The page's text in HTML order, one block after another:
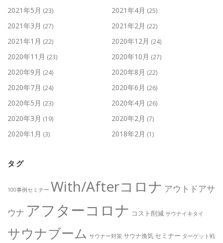
2021年5月 (23) 2021年4月 (25)
2021年3月 (27) 2021年2月 (22)
2021年1月 (22) 2020年12月 (24)
2020年11月 (23) 2020年10月 (27)
2020年9月 (24) 2020年8月 (22)
2020年7月 (24) 2020年6月 (26)
2020年5月 (23) 2020年4月 (26)
2020年3月 (19) 2020年2月 (7)
2020年1月 (3) 2018年2月 (1)
タグ
100事例セミナー With/Afterコロナ アウトドアサ
ウナ アフターコロナ コスト削減 サウナイキタイ
サウナブーム サウナー対策 サウナ換気 セミナー ターゲット戦